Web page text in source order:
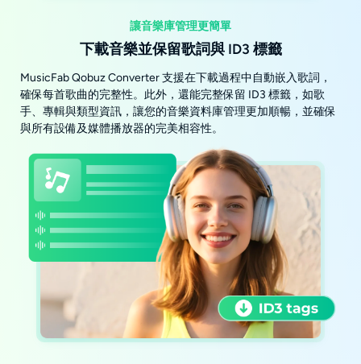
讓音樂庫管理更簡單
下載音樂並保留歌詞與 ID3 標籤
MusicFab Qobuz Converter 支援在下載過程中自動嵌入歌詞，
確保每首歌曲的完整性。此外，還能完整保留 ID3 標籤，如歌
手、專輯與類型資訊，讓您的音樂資料庫管理更加順暢，並確保
與所有設備及媒體播放器的完美相容性。